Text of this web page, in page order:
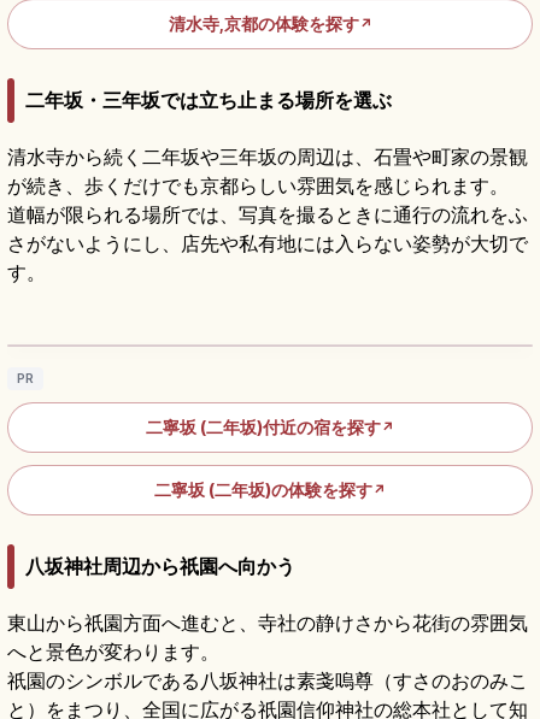
清水寺,京都の体験を探す↗
二年坂・三年坂では立ち止まる場所を選ぶ
清水寺から続く二年坂や三年坂の周辺は、石畳や町家の景観
が続き、歩くだけでも京都らしい雰囲気を感じられます。
道幅が限られる場所では、写真を撮るときに通行の流れをふ
さがないようにし、店先や私有地には入らない姿勢が大切で
す。
二年坂の歩き方｜石畳の坂道と京町家を楽し
PR
二寧坂 (二年坂)付近の宿を探す↗
二寧坂 (二年坂)の体験を探す↗
八坂神社周辺から祇園へ向かう
東山から祇園方面へ進むと、寺社の静けさから花街の雰囲気
へと景色が変わります。
祇園のシンボルである八坂神社は素戔嗚尊（すさのおのみこ
と）をまつり、全国に広がる祇園信仰神社の総本社として知